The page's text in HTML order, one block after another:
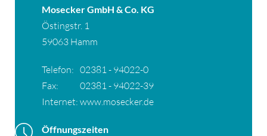
Mosecker GmbH & Co. KG
Östingstr. 1
59063 Hamm
Telefon: 02381 - 94022-0
Fax:
02381 - 94022-39
Internet: www.mosecker.de
Öffnungszeiten